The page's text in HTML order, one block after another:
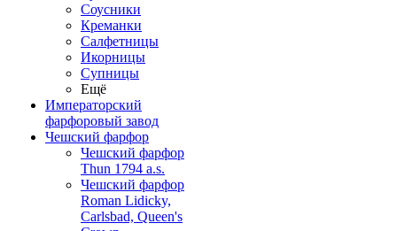
Соусники
Креманки
Салфетницы
Икорницы
Супницы
Ещё
Императорский
фарфоровый завод
Чешский фарфор
Чешский фарфор
Thun 1794 a.s.
Чешский фарфор
Roman Lidicky,
Carlsbad, Queen's